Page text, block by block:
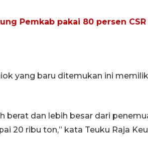
Pemkab pakai 80 persen
yang baru ditemukan ini
berat dan lebih besar dari
20 ribu ton,” kata Teuku Raja